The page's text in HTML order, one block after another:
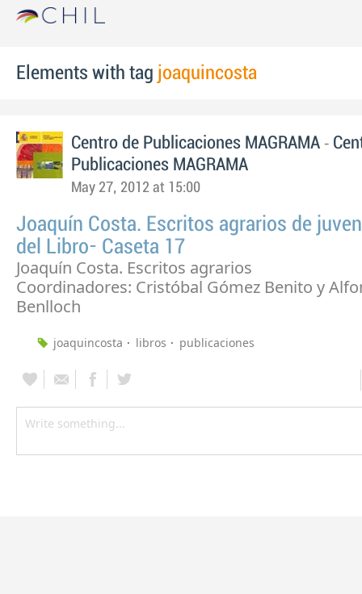
Elements with tag joaquincosta
Centro de Publicaciones MAGRAMA -
Publicaciones MAGRAMA
May 27, 2012 at 15:00
Joaquín Costa. Escritos agrarios de
del Libro- Caseta 17
Joaquín Costa. Escritos agrarios
Coordinadores: Cristóbal Gómez Benito y
Benlloch
joaquincosta libros publicaciones